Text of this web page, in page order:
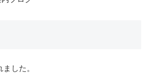
した。